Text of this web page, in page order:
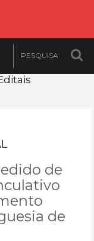
de
de